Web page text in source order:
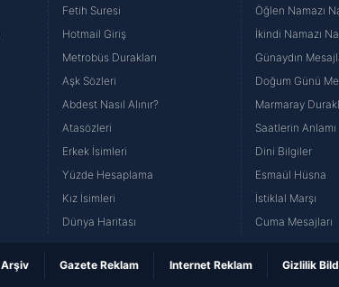
Fetih Suresi
Hotmail Giriş
Metrobüs Durakları
Aşk Sözleri
Abdest Nasıl Alınır?
Atasözleri
Erkek İsimleri
Yüzde Hesaplama
Kız İsimleri
Dünya Haritası
Öğlen Namazı
İkindi Namazı
Günaydın
Doğum Günü
Marmaray
Saatlerin Anlamı
Dini Bilgiler
Esmaül Hüsna
İstiklal Marşı
Cuma Mesajları
Arşiv Gazete Reklam Internet Reklam Gizlilik